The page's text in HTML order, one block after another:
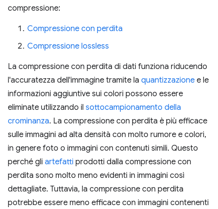
compressione:
Compressione con perdita
Compressione lossless
La compressione con perdita di dati funziona riducendo
l'accuratezza dell'immagine tramite la quantizzazione e le
informazioni aggiuntive sui colori possono essere
eliminate utilizzando il sottocampionamento della
crominanza. La compressione con perdita è più efficace
sulle immagini ad alta densità con molto rumore e colori,
in genere foto o immagini con contenuti simili. Questo
perché gli artefatti prodotti dalla compressione con
perdita sono molto meno evidenti in immagini così
dettagliate. Tuttavia, la compressione con perdita
potrebbe essere meno efficace con immagini contenenti